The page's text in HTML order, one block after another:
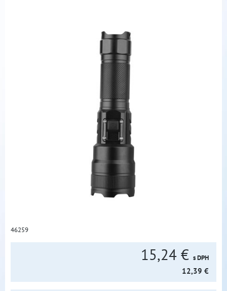
46259
15,24 € s DPH
12,39 €